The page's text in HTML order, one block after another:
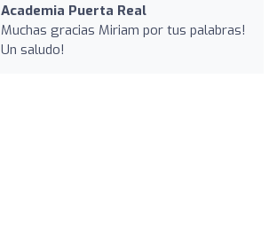
Academia Puerta Real
Muchas gracias Miriam por tus palabras!
Un saludo!